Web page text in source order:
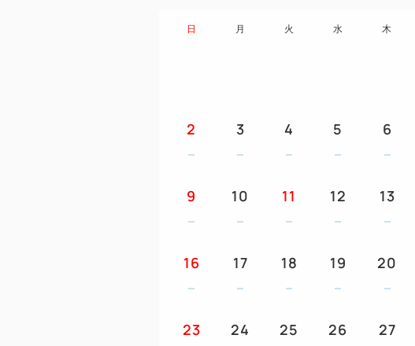
日 月 火 水 木
2 3 4 5 6
9 10 11 12 13
16 17 18 19 20
23 24 25 26 27